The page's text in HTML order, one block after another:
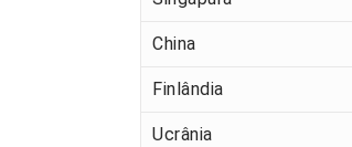
China
Finlândia
Ucrânia